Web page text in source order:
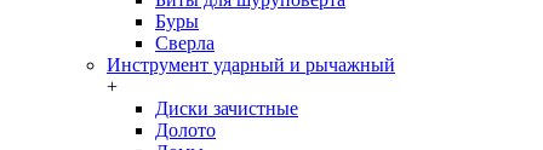
Буры
Сверла
Инструмент ударный и рычажный
+
Диски зачистные
Долото